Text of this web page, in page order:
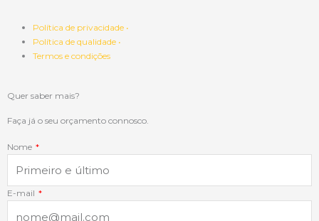
c
e
b
o
o
k
n
k
e
d
i
n
s
t
g
r
a
a
p
p
Política de privacidade •
Política de qualidade •
Termos e condições
Quer saber mais?
Faça já o seu orçamento connosco.
Nome
E-mail